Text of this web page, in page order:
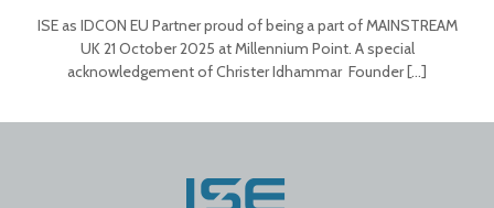
ISE as IDCON EU Partner proud of being a part of MAINSTREAM
UK 21 October 2025 at Millennium Point. A special
acknowledgement of Christer Idhammar Founder[…]